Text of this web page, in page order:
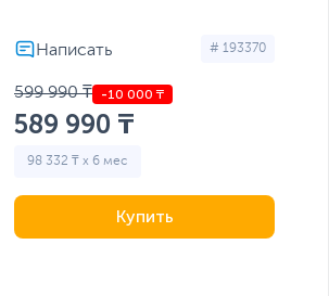
# 193370
599 990 ₸
589 990 ₸
98 332 ₸ x 6 мес
Купить